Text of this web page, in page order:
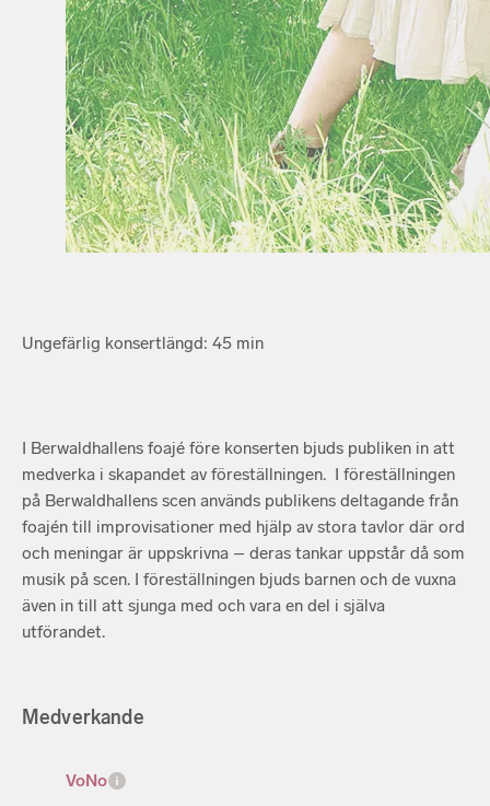
Ungefärlig konsertlängd: 45 min
I Berwaldhallens foajé före konserten bjuds publiken in att
medverka i skapandet av föreställningen. I föreställningen
på Berwaldhallens scen används publikens deltagande från
foajén till improvisationer med hjälp av stora tavlor där ord
och meningar är uppskrivna – deras tankar uppstår då som
musik på scen. I föreställningen bjuds barnen och de vuxna
även in till att sjunga med och vara en del i själva
utförandet.
Medverkande
VoNo